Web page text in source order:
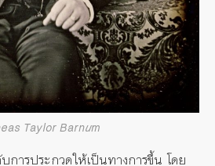
Taylor Barnum
การประกวดให้เป็นทางการขึ้น โดย